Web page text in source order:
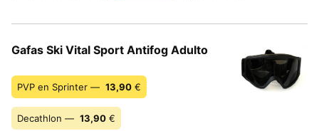
Gafas Ski Vital Sport Antifog Adulto
PVP en Sprinter — 13,90 €
Decathlon — 13,90 €